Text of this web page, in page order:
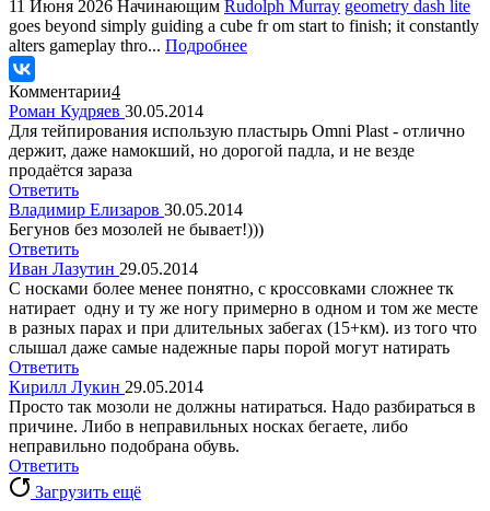
11 Июня 2026 Начинающим Rudolph Murray geometry dash lite
goes beyond simply guiding a cube fr om start to finish; it constantly
alters gameplay thro... Подробнее
Комментарии4
Роман Кудряев 30.05.2014
Для тейпирования использую пластырь Omni Plast - отлично
держит, даже намокший, но дорогой падла, и не везде
продаётся зараза
Ответить
Владимир Елизаров 30.05.2014
Бегунов без мозолей не бывает!)))
Ответить
Иван Лазутин 29.05.2014
С носками более менее понятно, с кроссовками сложнее тк
натирает одну и ту же ногу примерно в одном и том же месте
в разных парах и при длительных забегах (15+км). из того что
слышал даже самые надежные пары порой могут натирать
Ответить
Кирилл Лукин 29.05.2014
Просто так мозоли не должны натираться. Надо разбираться в
причине. Либо в неправильных носках бегаете, либо
неправильно подобрана обувь.
Ответить
Загрузить ещё